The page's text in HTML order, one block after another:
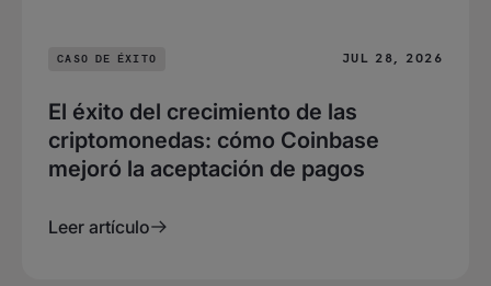
CASO DE ÉXITO JUL 28, 2026
El éxito del crecimiento de las
criptomonedas: cómo Coinbase
mejoró la aceptación de pagos
Leer artículo